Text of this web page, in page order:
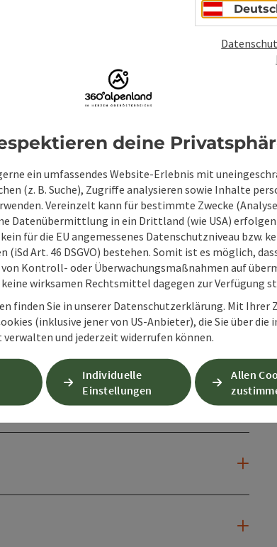
deine
ein umfassendes Website-Erlebnis mit
(z. B. Suche), Zugriffe analysieren sowie Inhalte
Vereinzelt kann für bestimmte Zwecke
Datenübermittlung in ein Drittland (wie USA) erfolgen
für die EU angemessenes Datenschutzniveau bzw.
(iSd Art. 46 DSGVO) bestehen. Somit ist es möglich,
von Kontroll- oder Überwachungsmaßnahmen auf
wirksamen Rechtsmittel dagegen zur Verfügung
finden Sie in unserer Datenschutzerklärung. Mit Ihrer
(inklusive jener von US-Anbieter), die Sie über die
und jederzeit widerrufen können.
Individuelle
Einstellungen
Allen